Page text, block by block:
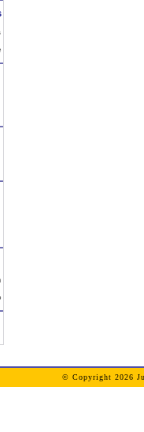
© Copyright 2026